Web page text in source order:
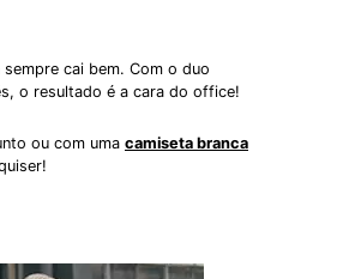
cai bem. Com o duo
o resultado é a cara do office!
ou com uma camiseta branca